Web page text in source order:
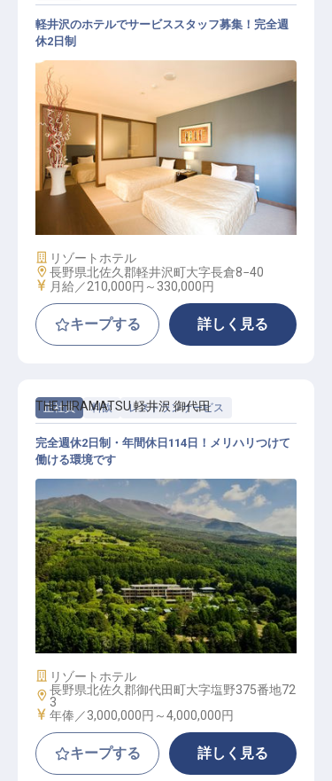
サービススタッフ / 正社員
軽井沢のホテルでサービススタッフ募集！完全週
休2日制
施設業態
リゾートホテル
勤務地
長野県北佐久郡軽井沢町大字長倉8−40
給与
月給／210,000円～ 330,000円
キープする 詳しく見る
正社員 料飲 レストランサービス
レストランサービス
THE HIRAMATSU 軽井沢 御代田
完全週休2日制・年間休日114日！メリハリつけて
働ける環境です
施設業態
リゾートホテル
勤務地
長野県北佐久郡御代田町大字塩野375番地72
3
給与
年俸／3,000,000円～4,000,000円
キープする 詳しく見る